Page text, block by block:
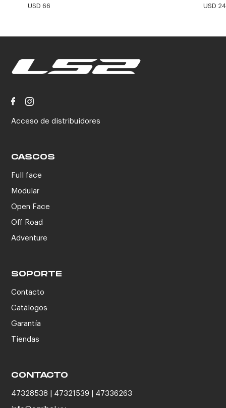
USD 66 USD 24
Acceso de distribuidores
CASCOS
Full face
Modular
Open Face
Off Road
Adventure
SOPORTE
Contacto
Catálogos
Garantía
Tiendas
CONTACTO
47328538 | 47321539 | 47336263